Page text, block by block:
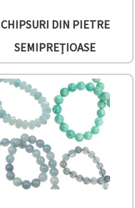
CHIPSURI DIN PIETRE
SEMIPREȚIOASE